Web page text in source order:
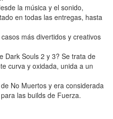
la música y el sonido,
en todas las entregas, hasta
más divertidos y creativos
Dark Souls 2 y 3? Se trata de
curva y oxidada, unida a un
No Muertos y era considerada
las builds de Fuerza.